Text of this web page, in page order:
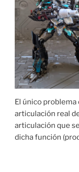
El único problema
articulación real
articulación que
dicha función